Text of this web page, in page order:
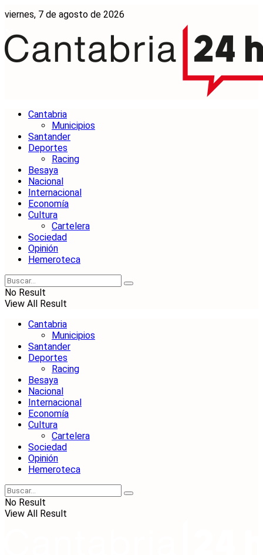
viernes, 7 de agosto de 2026
Cantabria
Municipios
Santander
Deportes
Racing
Besaya
Nacional
Internacional
Economía
Cultura
Cartelera
Sociedad
Opinión
Hemeroteca
No Result
View All Result
Cantabria
Municipios
Santander
Deportes
Racing
Besaya
Nacional
Internacional
Economía
Cultura
Cartelera
Sociedad
Opinión
Hemeroteca
No Result
View All Result